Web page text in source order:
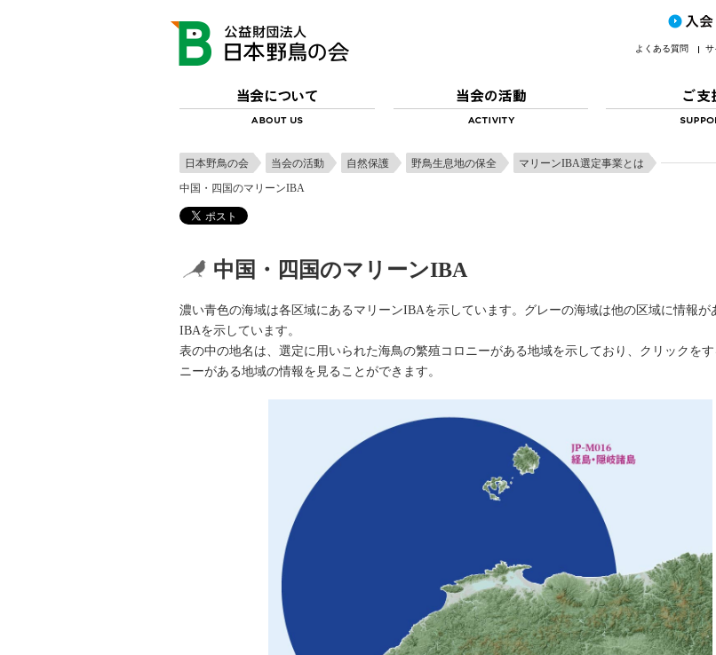
よくある質問 サ
日本野鳥の会 当会の活動 自然保護 野鳥生息地の保全
マリーンIBA選定事業とは
中国・四国のマリーンIBA
中国・四国のマリーンIBA
濃い青色の海域は各区域にあるマリーンIBAを示しています。グレーの海域は他の区域に情報が
IBAを示しています。
表の中の地名は、選定に用いられた海鳥の繁殖コロニーがある地域を示しており、クリックを
ニーがある地域の情報を見ることができます。